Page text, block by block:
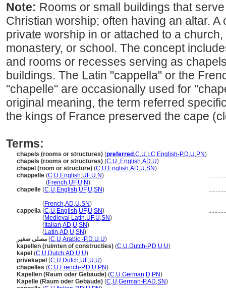
Note: Rooms or small buildings that
Christian worship; often having an altar.
private worship in or attached to a
monastery, or school. The concept
and rooms or recesses serving as
buildings. The Latin "cappella" or the
"chapelle" are occasionally used for
original meaning, the term referred
the kings of France preserved the cape
Terms:
chapels (rooms or structures) (preferred ,C,U,LC,English-P,D,U,PN)
chapels (rooms or structures) (C,U,,English,AD,U)
chapel (room or structure) (C,U,English,AD,U,SN)
chappelle (C,U,English,UF,U,N)
(French,UF,U,N)
chapelle (C,U,English,UF,U,SN)
(French,AD,U,SN)
cappella (C,U,English,UF,U,SN)
(Medieval Latin,UF,U,SN)
( Italian,AD,U,SN)
(Latin,AD,U,SN)
مصلى صغير (C,U,Arabic -P,D,U,U)
kapellen (ruimten of constructies) (C,U,Dutch-P,D,U,U)
kapel (C,U,Dutch,AD,U,U)
privekapel (C,U,Dutch,UF,U,U)
chapelles (C,U,French-P,D,U,PN)
Kapellen (Raum oder Gebäude) (C,U,German,D,PN)
Kapelle (Raum oder Gebäude) (C,U,German-P,AD,SN)